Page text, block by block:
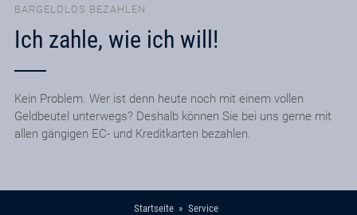
BARGELDLOS BEZAHLEN
Ich zahle, wie ich will!
Kein Problem. Wer ist denn heute noch mit einem vollen
Geldbeutel unterwegs? Deshalb können Sie bei uns gerne mit
allen gängigen EC- und Kreditkarten bezahlen.
Startseite Service